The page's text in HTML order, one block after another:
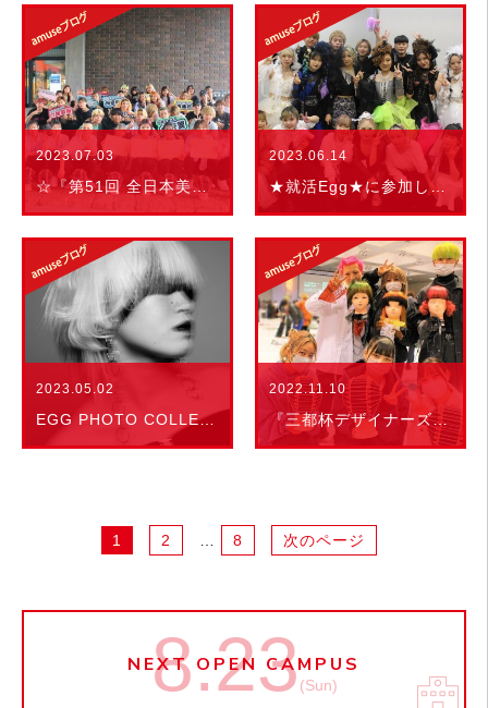
2023.07.03
☆『第51回 全日本美容技術選手権大会 京都府予選』
2023.06.14
★就活Egg★に参加しました！
2023.05.02
EGG PHOTO COLLECTION！2023
2022.11.10
『三都杯デザイナーズコンテスト ２０２２』
1 2 8 次のページ
NEXT OPEN CAMPUS
8.23(Sun)